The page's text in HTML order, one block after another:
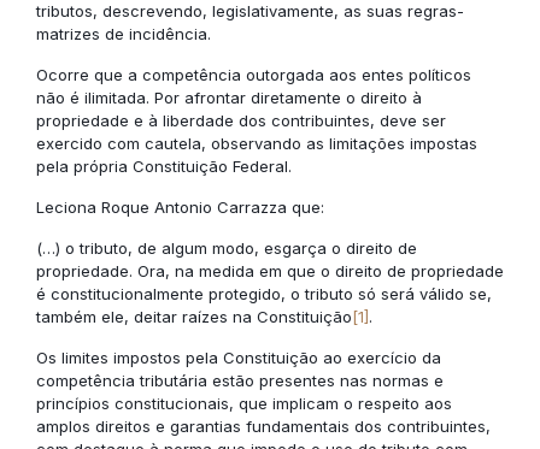
tributos, descrevendo, legislativamente, as suas regras-
matrizes de incidência.
Ocorre que a competência outorgada aos entes políticos
não é ilimitada. Por afrontar diretamente o direito à
propriedade e à liberdade dos contribuintes, deve ser
exercido com cautela, observando as limitações impostas
pela própria Constituição Federal.
Leciona Roque Antonio Carrazza que:
(…) o tributo, de algum modo, esgarça o direito de
propriedade. Ora, na medida em que o direito de propriedade
é constitucionalmente protegido, o tributo só será válido se,
também ele, deitar raízes na Constituição[1].
Os limites impostos pela Constituição ao exercício da
competência tributária estão presentes nas normas e
princípios constitucionais, que implicam o respeito aos
amplos direitos e garantias fundamentais dos contribuintes,